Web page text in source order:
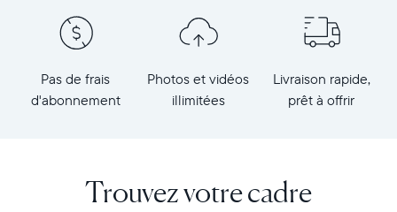
Pas de frais
d'abonnement
Photos et vidéos
illimitées
Livraison rapide,
prêt à offrir
Trouvez votre cadre